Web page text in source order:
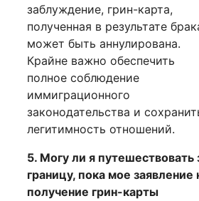
заблуждение, грин-карта,
полученная в результате
может быть аннулирована.
Крайне важно обеспечить
полное соблюдение
иммиграционного
законодательства и
легитимность отношений.
5. Могу ли я путешествовать
границу, пока мое заявление
получение грин-карты